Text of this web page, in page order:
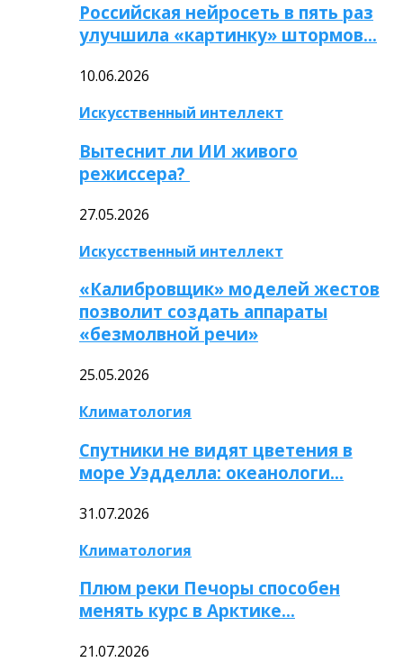
Российская нейросеть в пять раз
улучшила «картинку» штормов…
10.06.2026
Искусственный интеллект
Вытеснит ли ИИ живого
режиссера?
27.05.2026
Искусственный интеллект
«Калибровщик» моделей жестов
позволит создать аппараты
«безмолвной речи»
25.05.2026
Климатология
Спутники не видят цветения в
море Уэдделла: океанологи…
31.07.2026
Климатология
Плюм реки Печоры способен
менять курс в Арктике…
21.07.2026